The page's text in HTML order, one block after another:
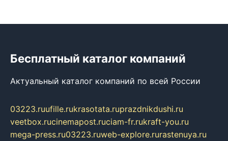
Бесплатный каталог компаний
Актуальный каталог компаний по всей России
03223.ruufille.rukrasotata.ruprazdnikdushi.ru
veetbox.rucinemapost.ruciam-fr.rukraft-you.ru
mega-press.ru03223.ruweb-explore.rurastenuya.ru